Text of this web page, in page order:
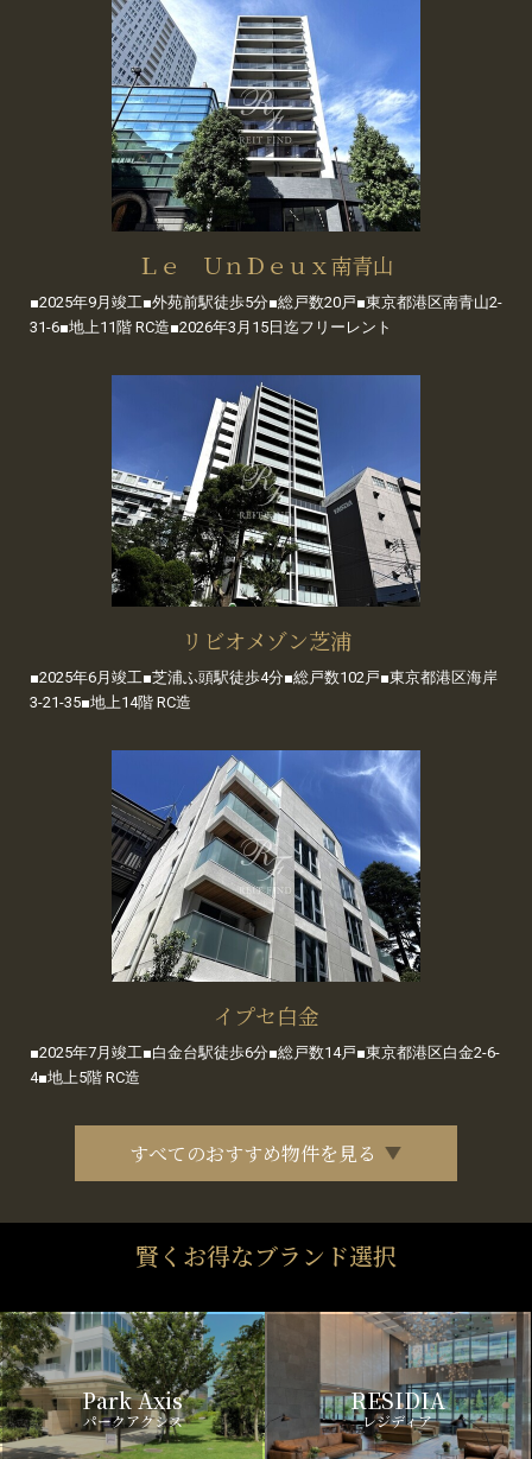
Ｌｅ ＵｎＤｅｕｘ南青山
■2025年9月竣工■外苑前駅徒歩5分■総戸数20戸■東京都港区南青山2-
31-6■地上11階 RC造■2026年3月15日迄フリーレント
リビオメゾン芝浦
■2025年6月竣工■芝浦ふ頭駅徒歩4分■総戸数102戸■東京都港区海岸
3-21-35■地上14階 RC造
イプセ白金
■2025年7月竣工■白金台駅徒歩6分■総戸数14戸■東京都港区白金2-6-
4■地上5階 RC造
すべてのおすすめ物件を見る
賢くお得なブランド選択
Park Axis
パークアクシス
RESIDIA
レジディア